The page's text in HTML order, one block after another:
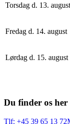
Torsdag d. 13. august
Fredag d. 14. august
Lørdag d. 15. august
Du finder os her
Tlf: +45 39 65 13 72